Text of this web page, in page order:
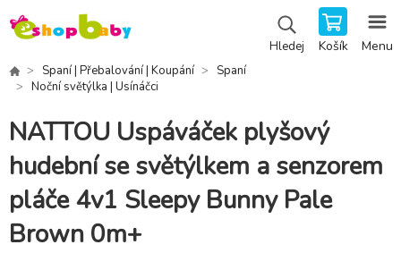
Hledej Košík Menu
Spaní | Přebalování | Koupání
Spaní
Noční světýlka | Usínáčci
NATTOU Uspáváček plyšový
hudební se světýlkem a senzorem
pláče 4v1 Sleepy Bunny Pale
Brown 0m+